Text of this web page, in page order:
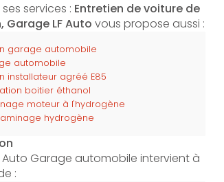
services : Entretien de voiture de
Garage LF Auto vous propose aussi :
garage automobile
automobile
installateur agréé E85
boitier éthanol
moteur à l'hydrogène
hydrogène
Auto Garage automobile intervient à
: